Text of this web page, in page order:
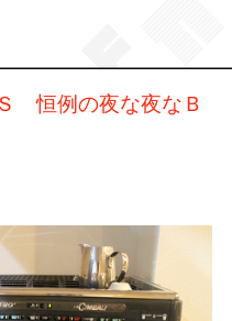
恒例の夜な夜なＢ